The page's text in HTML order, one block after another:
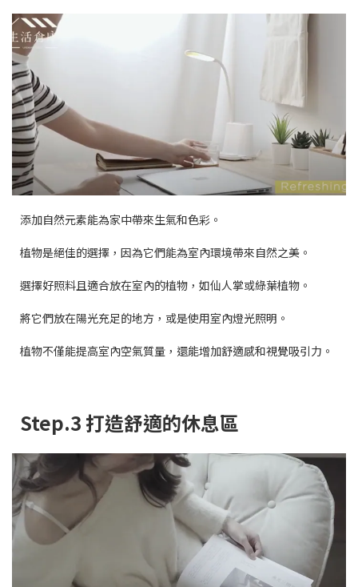
添加自然元素能為家中帶來生氣和色彩。
植物是絕佳的選擇，因為它們能為室內環境帶來自然之美。
選擇好照料且適合放在室內的植物，如仙人掌或綠葉植物。
將它們放在陽光充足的地方，或是使用室內燈光照明。
植物不僅能提高室內空氣質量，還能增加舒適感和視覺吸引力。
Step.3 打造舒適的休息區